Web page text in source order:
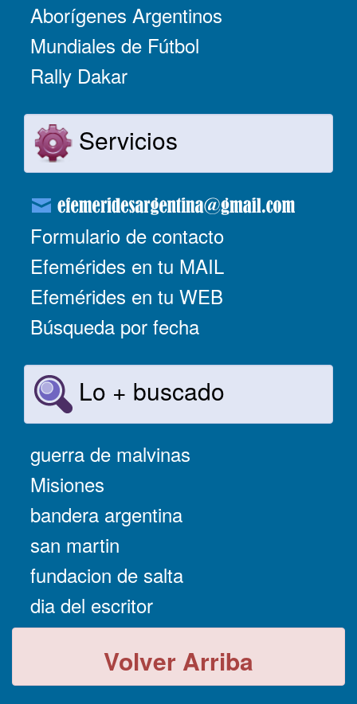
Aborígenes Argentinos
Mundiales de Fútbol
Rally Dakar
Servicios
Formulario de contacto
Efemérides en tu MAIL
Efemérides en tu WEB
Búsqueda por fecha
Lo + buscado
guerra de malvinas
Misiones
bandera argentina
san martin
fundacion de salta
dia del escritor
Volver Arriba